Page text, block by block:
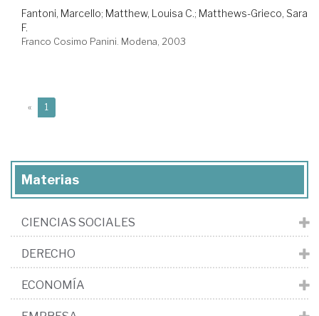
Fantoni, Marcello; Matthew, Louisa C.; Matthews-Grieco, Sara
F.
Franco Cosimo Panini. Modena, 2003
« 1
Materias
CIENCIAS SOCIALES
DERECHO
ECONOMÍA